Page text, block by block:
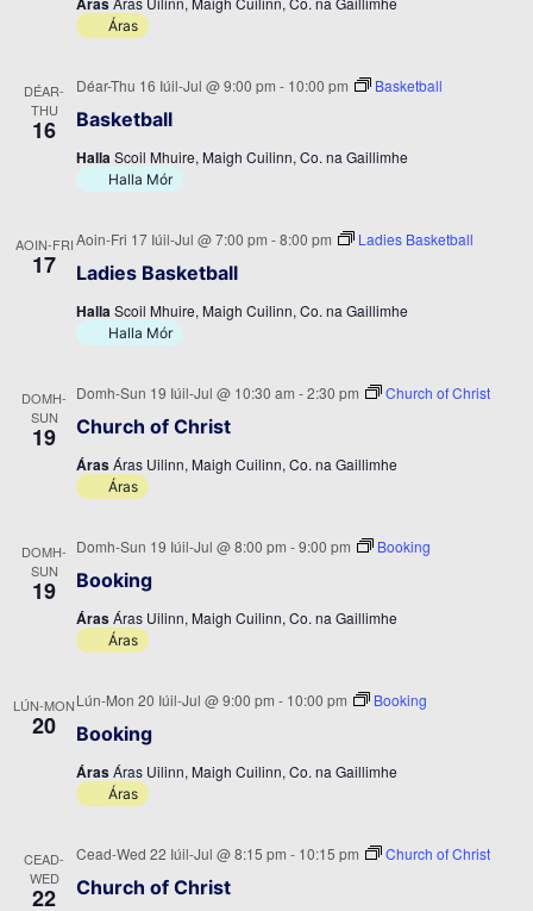
Áras
DÉAR-
THU
16 Basketball
Déar-Thu 16 Iúil-Jul @ 9:00 pm - 10:00 pm Basketball
HallaScoil Mhuire, Maigh Cuilinn, Co. na Gaillimhe
Halla Mór
AOIN-FRI
17 Ladies Basketball
Aoin-Fri 17 Iúil-Jul @ 7:00 pm -8:00 pm Ladies Basketball
HallaScoil Mhuire, Maigh Cuilinn, Co. na Gaillimhe
Halla Mór
DOMH-
SUN
19 Church of Christ
Domh-Sun 19 Iúil-Jul @ 10:30 am -2:30 pm Church of Christ
ÁrasÁras Uilinn, Maigh Cuilinn, Co. na Gaillimhe
Áras
DOMH-
SUN
19 Booking
Domh-Sun 19 Iúil-Jul @ 8:00 pm -9:00 pm Booking
ÁrasÁras Uilinn, Maigh Cuilinn, Co. na Gaillimhe
Áras
LÚN-MON
20 Booking
Lún-Mon 20 Iúil-Jul @ 9:00 pm - 10:00 pm Booking
ÁrasÁras Uilinn, Maigh Cuilinn, Co. na Gaillimhe
Áras
CEAD-
WED
22 Church of Christ
Cead-Wed 22 Iúil-Jul @ 8:15 pm - 10:15 pm Church of Christ